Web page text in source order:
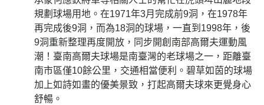
規劃球場用地。在1971年3月完成前9洞，在1978年
再完成後9洞，而為18洞的球場，一直到1998年，後
9洞重新整理再度開放，同步開創南部高爾夫運動風
潮！臺南高爾夫球場是南臺灣的老球場之一，距離臺
南市區僅10餘公里，交通相當便利。碧草如茵的球場
加上如詩如畫的優美景致，打起高爾夫球來更覺身心
舒暢。